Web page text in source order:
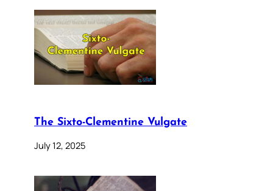
The Sixto-Clementine Vulgate
July 12, 2025